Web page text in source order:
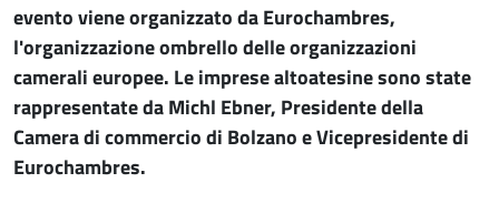
evento viene organizzato da Eurochambres,
l'organizzazione ombrello delle organizzazioni
camerali europee. Le imprese altoatesine sono state
rappresentate da Michl Ebner, Presidente della
Camera di commercio di Bolzano e Vicepresidente di
Eurochambres.